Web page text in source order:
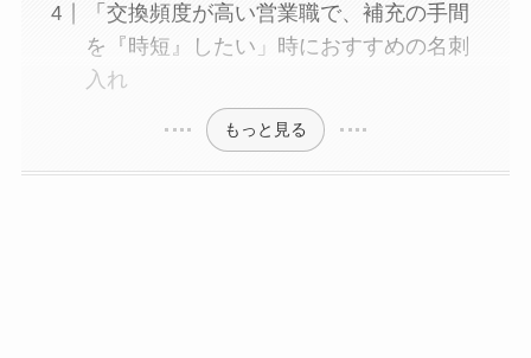
「交換頻度が高い営業職で、補充の手間
を『時短』したい」時におすすめの名刺
入れ
もっと見る